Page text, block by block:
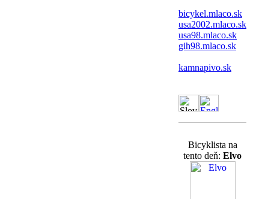
bicykel.mlaco.sk
usa2002.mlaco.sk
usa98.mlaco.sk
gih98.mlaco.sk
kamnapivo.sk
Bicyklista na
tento deň: Elvo